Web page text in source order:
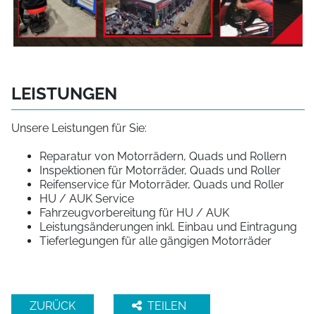
LEISTUNGEN
Unsere Leistungen für Sie:
Reparatur von Motorrädern, Quads und Rollern
Inspektionen für Motorräder, Quads und Roller
Reifenservice für Motorräder, Quads und Roller
HU / AUK Service
Fahrzeugvorbereitung für HU / AUK
Leistungsänderungen inkl. Einbau und Eintragung
Tieferlegungen für alle gängigen Motorräder
ZURÜCK TEILEN